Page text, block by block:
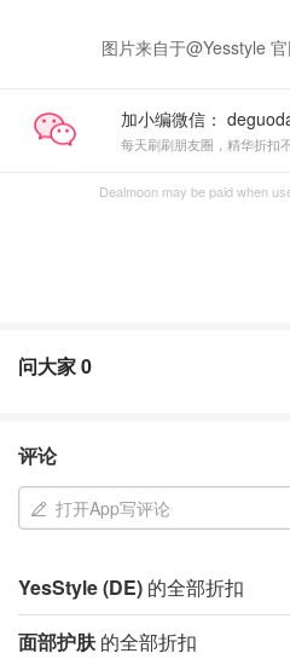
图片来自于@Yesstyle
加小编微信：
每天刷刷朋友圈，精华折扣
Dealmoon may be paid when
问大家0
评论
打开App写评论
YesStyle (DE) 的全部折扣
面部护肤的全部折扣